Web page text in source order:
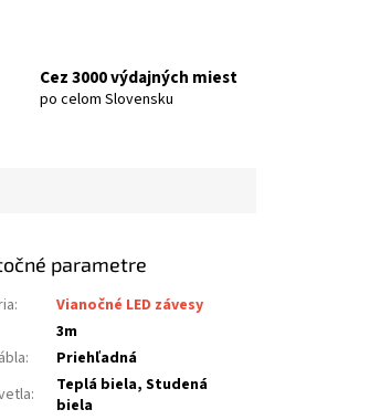
Cez 3000 výdajných miest
po celom Slovensku
parametre
:
Vianočné LED závesy
3m
:
Priehľadná
:
Teplá biela, Studená
biela